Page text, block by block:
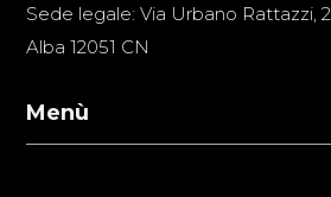
Sede legale: Via Urbano Rattazzi, 2
Alba 12051 CN
Menù